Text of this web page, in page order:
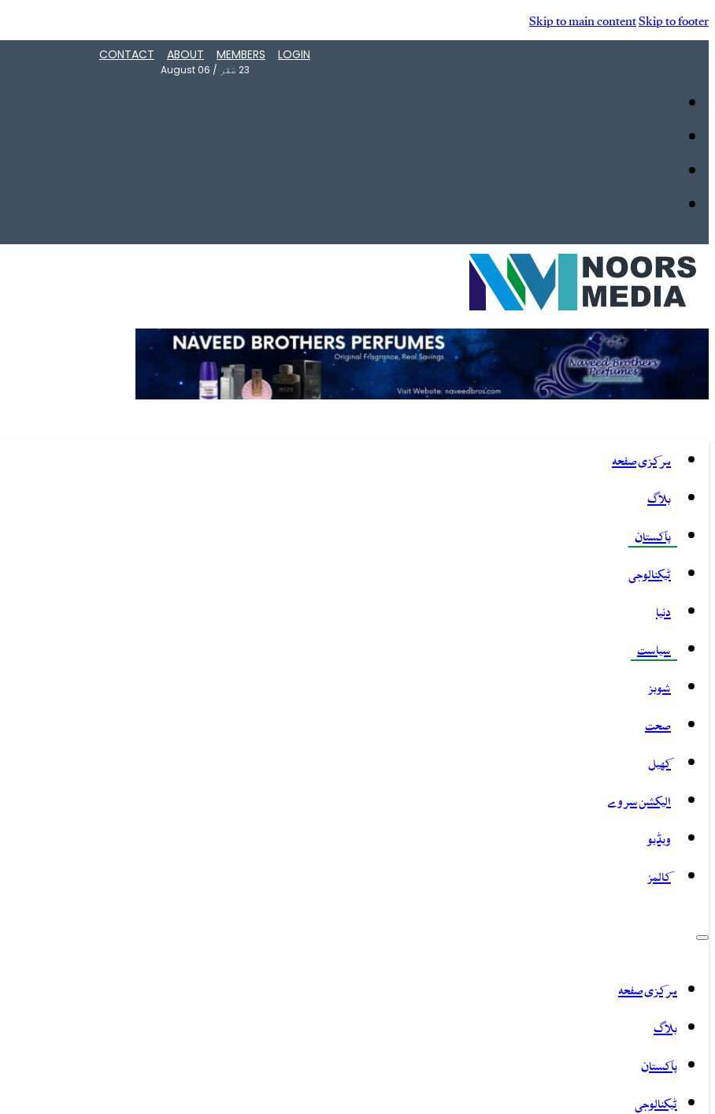
Skip to main contentSkip to footer
LOGIN
MEMBERS
ABOUT
CONTACT
23 صَفَر /
August 06
مرکزی صفحہ
بلاگ
پاکستان
ٹیکنالوجی
دنیا
سیاست
شوبز
صحت
کھیل
الیکشن سروے
ویڈیو
کالمز
مرکزی صفحہ
بلاگ
پاکستان
ٹیکنالوجی